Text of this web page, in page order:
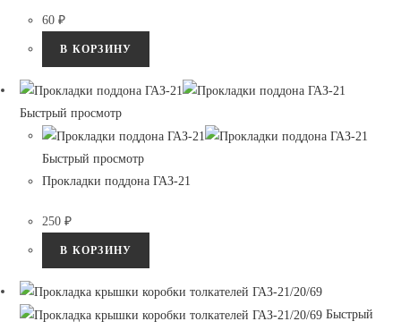
60₽
В КОРЗИНУ
Быстрый просмотр
Быстрый просмотр
Прокладки поддона ГАЗ-21
250₽
В КОРЗИНУ
Быстрый